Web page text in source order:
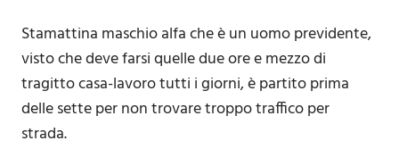
Stamattina maschio alfa che è un uomo previdente,
visto che deve farsi quelle due ore e mezzo di
tragitto casa-lavoro tutti i giorni, è partito prima
delle sette per non trovare troppo traffico per
strada.